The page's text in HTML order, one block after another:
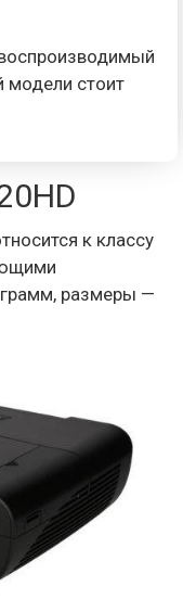
модели стоит
к классу
размеры —